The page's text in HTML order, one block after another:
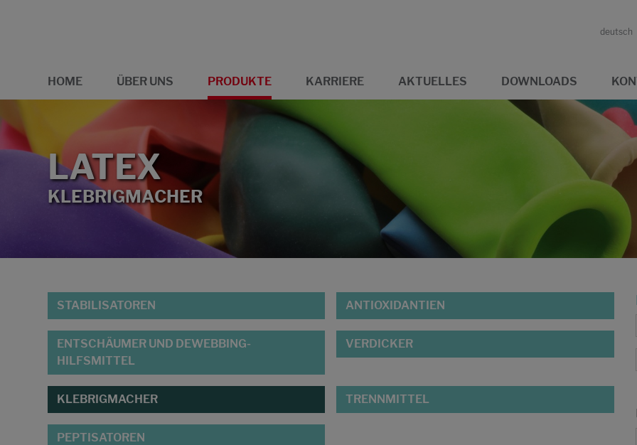
deutsch
HOME ÜBER UNS PRODUKTE KARRIERE AKTUELLES DOWNLOADS
LATEX
KLEBRIGMACHER
STABILISATOREN ANTIOXIDANTIEN
ENTSCHÄUMER UND DEWEBBING-
HILFSMITTEL
VERDICKER
KLEBRIGMACHER TRENNMITTEL
PEPTISATOREN